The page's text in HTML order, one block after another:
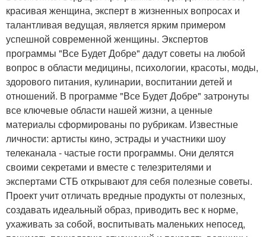
красивая женщина, эксперт в жизненных вопросах и
талантливая ведущая, является ярким примером
успешной современной женщины. Экспертов
программы "Все Будет Добре" дадут советы на любой
вопрос в области медицины, психологии, красоты, моды,
здорового питания, кулинарии, воспитании детей и
отношений. В программе "Все Будет Добре" затронуты
все ключевые области нашей жизни, а ценные
материалы сформированы по рубрикам. Известные
личности: артисты кино, эстрады и участники шоу
телеканала - частые гости программы. Они делятся
своими секретами и вместе с телезрителями и
экспертами СТБ открывают для себя полезные советы.
Проект учит отличать вредные продукты от полезных,
создавать идеальный образ, приводить вес к норме,
ухаживать за собой, воспитывать маленьких непосед,